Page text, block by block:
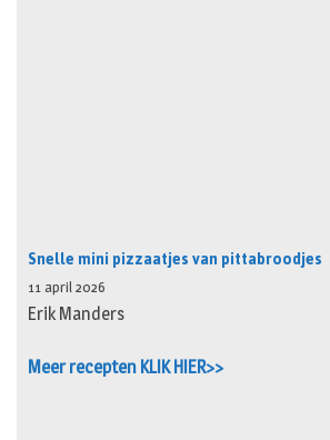
Snelle mini pizzaatjes van pittabroodjes
11 april 2026
Erik Manders
Meer recepten KLIK HIER>>